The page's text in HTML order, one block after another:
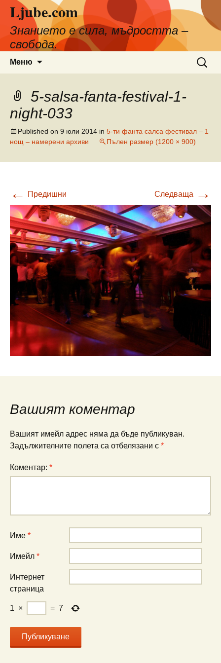
съдържанието
Ljube.com
Знанието е сила, мъдростта –
свобода.
Меню
за:
5-salsa-fanta-festival-1-
night-033
Published on 9 юли 2014 in 5-ти фанта салса фестивал – 1
нощ – намерени архиви
Пълен размер (1200 × 900)
← Предишни Следваща →
Вашият коментар
Вашият имейл адрес няма да бъде публикуван.
Задължителните полета са отбелязани с *
Коментар: *
Име *
Имейл *
Интернет
страница
1 × = 7